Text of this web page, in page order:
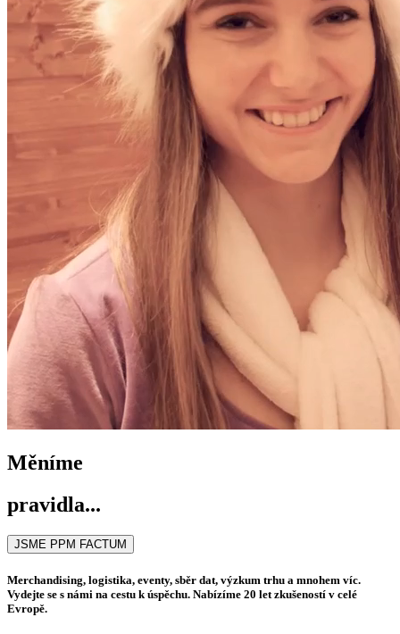
Měníme
pravidla...
JSME PPM FACTUM
Merchandising, logistika, eventy, sběr dat, výzkum trhu a mnohem víc.
Vydejte se s námi na cestu k úspěchu. Nabízíme 20 let zkušeností v celé
Evropě.